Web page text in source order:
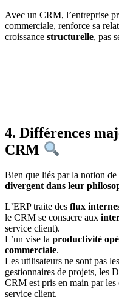
Avec un CRM, l’entreprise
commerciale, renforce sa
croissance structurelle, pas
4. Différences
CRM
Bien que liés par la notion de
divergent dans leur
L’ERP traite des flux
le CRM se consacre aux
service client).
L’un vise la productivité
commerciale.
Les utilisateurs ne sont pas
gestionnaires de projets, les
CRM est pris en main par
service client.